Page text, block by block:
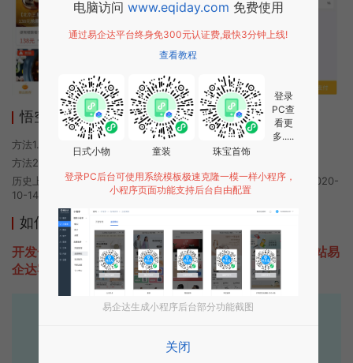
悟空小饭卡小程序使用方法
方法1. 使用微信扫描本页面上方二维码进入悟空小饭卡的小程序
方法2. 在微信中搜索“悟空小饭卡”即可进入小程序
历史上的今时小程序由悟空小饭卡团队开发，易企达小程序商店于2020-
10-14 17:43发布
如何开发类似悟空小饭卡的小程序
开发一款类似悟空小饭卡的小程序不难，只需要咨询本站易
企达客服即可为您定制开发，免费提供报价。
专业小程序、公众号H5 APP等软件开发
电脑访问 www.eqiday.com 免费使用
通过易企达平台终身免300元认证费,最快3分钟上线!
查看教程
日式小物 童装 珠宝首饰
登录
PC查
看更
多.....
登录PC后台可使用系统模板极速克隆一模一样小程序，
小程序页面功能支持后台自由配置
易企达生成小程序后台部分功能截图
关闭